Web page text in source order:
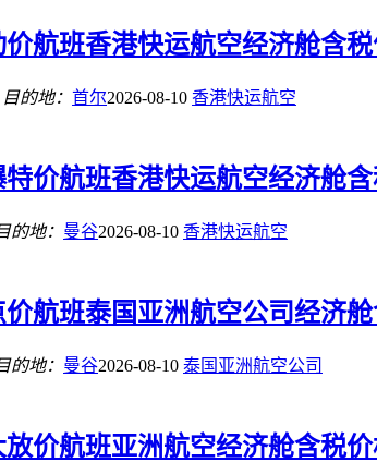
航班香港快运航空经济舱含税
目的地： 首尔2026-08-10 香港快运航空
价航班香港快运航空经济舱含
的地： 曼谷2026-08-10 香港快运航空
航班泰国亚洲航空公司经济舱
的地： 曼谷2026-08-10 泰国亚洲航空公司
价航班亚洲航空经济舱含税价